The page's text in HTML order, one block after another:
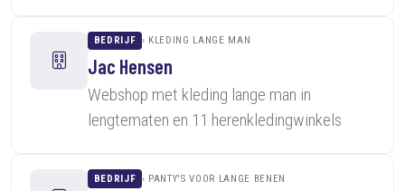
BEDRIJF KLEDING LANGE MAN
Jac Hensen
Webshop met kleding lange man in
lengtematen en 11 herenkledingwinkels
BEDRIJF PANTY'S VOOR LANGE BENEN